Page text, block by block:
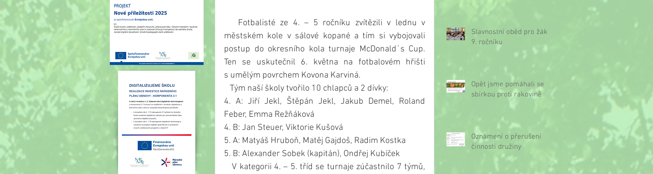
Fotbalisté ze 4. – 5 ročníku zvítězili v lednu v
městském kole v sálové kopané a tím si vybojovali
postup do okresního kola turnaje McDonald´s Cup.
Ten se uskutečnil 6. května na fotbalovém hřišti
s umělým povrchem Kovona Karviná.
Tým naší školy tvořilo 10 chlapců a 2 dívky:
4. A: Jiří Jekl, Štěpán Jekl, Jakub Demel, Roland
Feber, Emma Režňáková
4. B: Jan Steuer, Viktorie Kušová
5. A: Matyáš Hruboň, Matěj Gajdoš, Radim Kostka
5. B: Alexander Sobek (kapitán), Ondřej Kubíček
V kategorii 4. – 5. tříd se turnaje zúčastnilo 7 týmů,
Slavnostní oběd pro žáky
9. ročníku
Opět jsme pomáhali se
sbírkou proti rakovině
Oznámení o přerušení
činnosti družiny